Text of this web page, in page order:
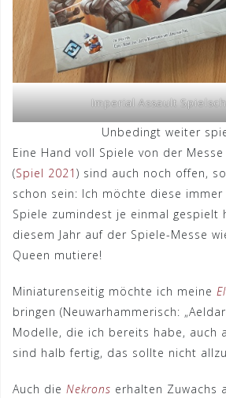
Imperial Assault
Unbedingt weiter
Eine Hand voll Spiele von der
(Spiel 2021 ) sind auch noch offen,
schon sein: Ich möchte diese
Spiele zumindest je einmal gespielt
diesem Jahr auf der Spiele-Messe
Queen mutiere!
Miniaturenseitig möchte ich meine
bringen (Neuwarhammerisch:
Modelle, die ich bereits habe, auch
sind halb fertig, das sollte nicht
Auch die Nekrons erhalten Zuwachs